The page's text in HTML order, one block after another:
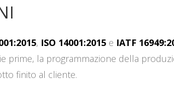
, ISO 14001:2015 e IATF
prime, la programmazione della
finito al cliente.